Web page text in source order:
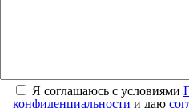
Я соглашаюсь с условиями
конфиденциальности и даю